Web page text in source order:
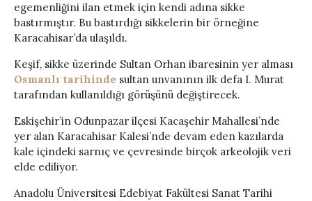
egemenliğini ilan etmek için kendi adına sikke
bastırmıştır. Bu bastırdığı sikkelerin bir örneğine
Karacahisar’da ulaşıldı.
Keşif, sikke üzerinde Sultan Orhan ibaresinin yer alması
Osmanlı tarihinde sultan unvanının ilk defa I. Murat
tarafından kullanıldığı görüşünü değiştirecek.
Eskişehir’in Odunpazar ilçesi Kacaşehir Mahallesi’nde
yer alan Karacahisar Kalesi’nde devam eden kazılarda
kale içindeki sarnıç ve çevresinde birçok arkeolojik veri
elde ediliyor.
Anadolu Üniversitesi Edebiyat Fakültesi Sanat Tarihi